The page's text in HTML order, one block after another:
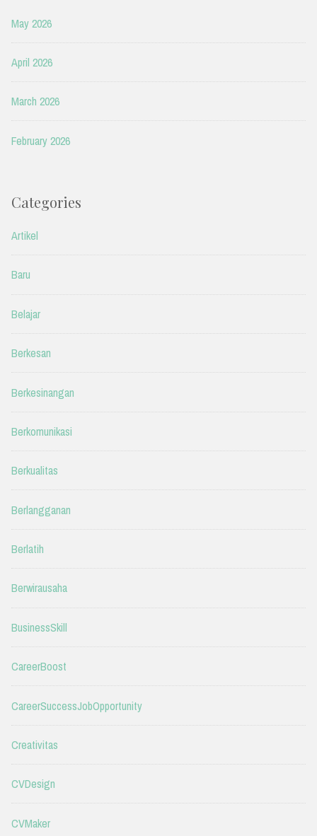
May 2026
April 2026
March 2026
February 2026
Categories
Artikel
Baru
Belajar
Berkesan
Berkesinangan
Berkomunikasi
Berkualitas
Berlangganan
Berlatih
Berwirausaha
BusinessSkill
CareerBoost
CareerSuccessJobOpportunity
Creativitas
CVDesign
CVMaker